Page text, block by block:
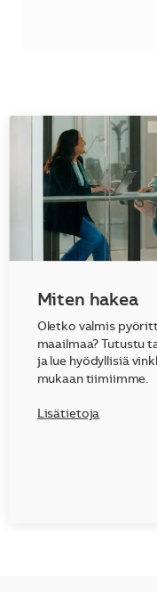
Miten hakea
Oletko valmis
maailmaa? Tutustu
ja lue hyödyllisiä
mukaan tiimiimme.
Lisätietoja